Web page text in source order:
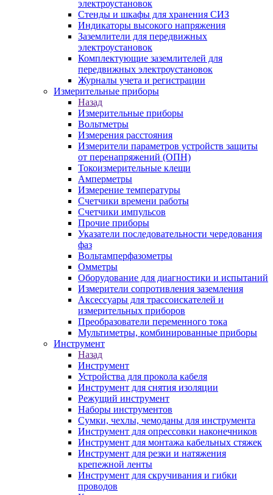
электроустановок
Стенды и шкафы для хранения СИЗ
Индикаторы высокого напряжения
Заземлители для передвижных
электроустановок
Комплектующие заземлителей для
передвижных электроустановок
Журналы учета и регистрации
Измерительные приборы
Назад
Измерительные приборы
Вольтметры
Измерения расстояния
Измерители параметров устройств защиты
от перенапряжений (ОПН)
Токоизмерительные клещи
Амперметры
Измерение температуры
Счетчики времени работы
Счетчики импульсов
Прочие приборы
Указатели последовательности чередования
фаз
Вольтамперфазометры
Омметры
Оборудование для диагностики и испытаний
Измерители сопротивления заземления
Аксессуары для трассоискателей и
измерительных приборов
Преобразователи переменного тока
Мультиметры, комбинированные приборы
Инструмент
Назад
Инструмент
Устройства для прокола кабеля
Инструмент для снятия изоляции
Режущий инструмент
Наборы инструментов
Сумки, чехлы, чемоданы для инструмента
Инструмент для опрессовки наконечников
Инструмент для монтажа кабельных стяжек
Инструмент для резки и натяжения
крепежной ленты
Инструмент для скручивания и гибки
проводов